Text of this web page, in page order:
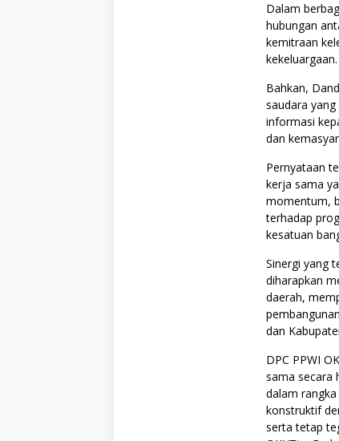
Dalam
hubungan
kemitraan
kekeluargaan.
Bahkan,
saudara
informasi
dan
Pernyataan
kerja sama
momentum,
terhadap
kesatuan
Sinergi yang
diharapkan
daerah,
dan
DPC PPWI
sama secara
dalam
konstruktif
serta tetap